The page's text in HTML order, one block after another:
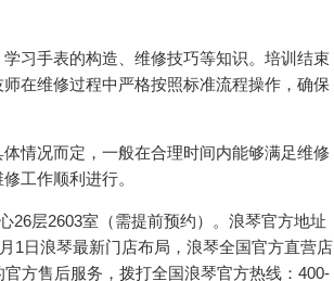
习手表的构造、维修技巧等知识。培训结束
在维修过程中严格按照标准流程操作，确保
情况而定，一般在合理时间内能够满足维修
工作顺利进行。
26层2603室（需提前预约）。浪琴官方地址
1日浪琴最新门店布局，浪琴全国官方直营店
方售后服务，拨打全国浪琴官方热线：400-